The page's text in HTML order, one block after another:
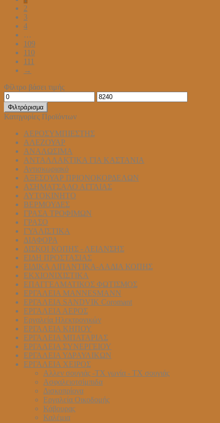
2
3
4
…
109
110
111
→
Φίλτρο βάσει τιμής
Ελάχιστη
τιμή
Μέγιστη
τιμή
Φιλτράρισμα
Κατηγορίες Προϊόντων
ΑΕΡΟΣΥΜΠΙΕΣΤΗΣ
ΑΛΕΖΟΥΑΡ
ΑΝΑΛΩΣΙΜΑ
ΑΝΤΑΛΛΑΚΤΙΚΑ ΓΙΑ ΚΑΣΤΑΝΙΑ
Αντισκωριακό
ΑΞΕΣΟΥΑΡ ΠΡΙΟΝΟΚΟΡΔΕΛΩΝ
ΑΣΗΜΑΤΣΑΛΟ ΑΓΓΛΙΑΣ
ΑΥΤΟΚΙΝΗΤΟ
ΒΕΡΜΟΥΔΕΣ
ΓΡΑΣΑ ΤΡΟΦΙΜΩΝ
ΓΡΑΣΟ
ΓΥΑΛΙΣΤΙΚΑ
ΔΙΑΦΟΡΑ
ΔΙΣΚΟΙ ΚΟΠΗΣ - ΛΕΙΑΝΣΗΣ
ΕΙΔΗ ΠΡΟΣΤΑΣΙΑΣ
ΕΙΔΙΚΑ ΛΙΠΑΝΤΙΚΑ-ΛΑΔΙΑ ΚΟΠΗΣ
ΕΚΧΙΟΝΙΧΙΣΤΙΚΑ
ΕΠΑΓΓΕΛΜΑΤΙΚΟΣ ΦΩΤΙΣΜΟΣ
ΕΡΓΑΛΕΙΑ MANNESMANN
ΕΡΓΑΛΕΙΑ SANDVIK Coromant
ΕΡΓΑΛΕΙΑ ΑΕΡΟΣ
Εργαλεία Ηλεκτρονικών
ΕΡΓΑΛΕΙΑ ΚΗΠΟΥ
ΕΡΓΑΛΕΙΑ ΜΠΑΤΑΡΙΑΣ
ΕΡΓΑΛΕΙΑ ΣΥΝΕΡΓΕΙΟΥ
ΕΡΓΑΛΕΙΑ ΥΔΡΑΥΛΙΚΩΝ
ΕΡΓΑΛΕΙΑ ΧΕΙΡΟΣ
Αλλεν σουγιάς -ΤΧ γωνία - ΤΧ σουγιάς
Ασφαλειοτσίμπιδα
Δισκοπρίονα
Εργαλεία Οικοδομής
Κάβουρας
Καλέμια